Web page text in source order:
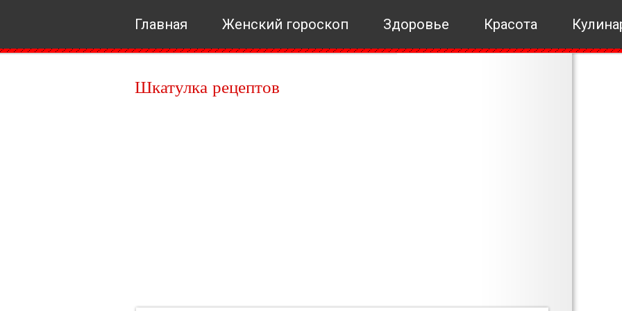
Главная Женский гороскоп Здоровье Красота
Шкатулка рецептов